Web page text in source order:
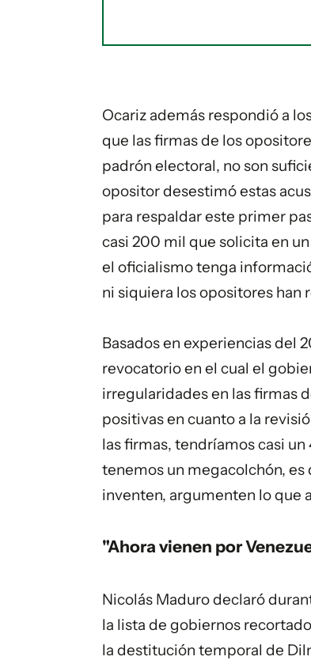
Ocariz además respondió a
que las firmas de los
padrón electoral, no son
opositor desestimó estas
para respaldar este primer
casi 200 mil que solicita en
el oficialismo tenga
ni siquiera los opositores han
Basados en experiencias del
revocatorio en el cual el
irregularidades en las firmas
positivas en cuanto a la
las firmas, tendríamos casi
tenemos un megacolchón,
inventen, argumenten lo que
"Ahora vienen por
Nicolás Maduro declaró
la lista de gobiernos
la destitución temporal de